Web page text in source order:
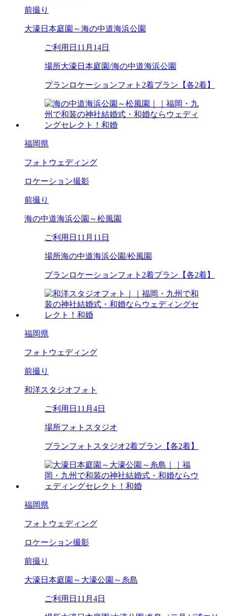
前撮り
大濠日本庭園～海の中道海浜公園
ご利用日 11月14日
場所大濠日本庭園/海の中道海浜公園
プラン ロケーションフォト2着プラン【各2着】
福岡県
フォトウェディング
ロケーション撮影
前撮り
海の中道海浜公園～松風園
ご利用日 11月11日
場所海の中道海浜公園/松風園
プラン ロケーションフォト2着プラン【各2着】
福岡県
フォトウェディング
前撮り
和洋スタジオフォト
ご利用日 11月4日
場所フォトスタジオ
プランフォトスタジオ2着プラン【各2着】
福岡県
フォトウェディング
ロケーション撮影
前撮り
大濠日本庭園～大濠公園～糸島
ご利用日 11月4日